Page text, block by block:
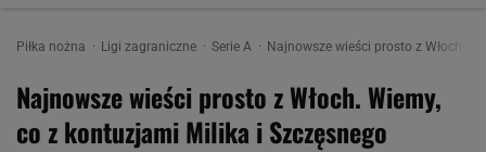
Piłka nożna Ligi zagraniczne Serie A Najnowsze wieści prosto z Włoch.
Najnowsze wieści prosto z Włoch. Wiemy,
co z kontuzjami Milika i Szczęsnego